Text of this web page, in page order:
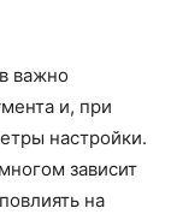
важно
и, при
настройки.
зависит
на